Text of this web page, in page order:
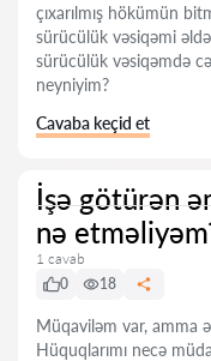
çıxarılmış hökümün
sürücülük vəsiqəmi
sürücülük vəsiqəmdə
neyniyim?
Cavaba keçid et
İşə götürən
nə
1 cavab
0
18
Müqaviləm var, amma
Hüquqlarımı necə